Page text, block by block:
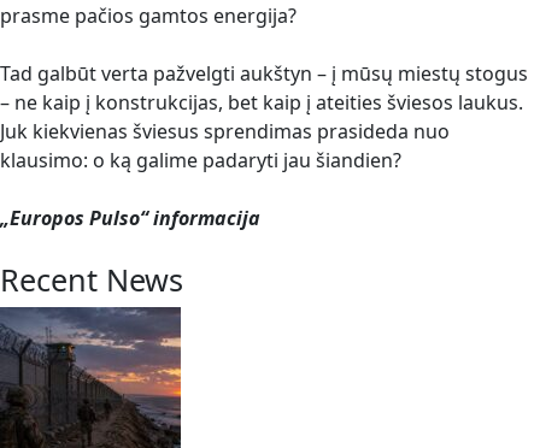
prasme pačios gamtos energija?
Tad galbūt verta pažvelgti aukštyn – į mūsų miestų stogus
– ne kaip į konstrukcijas, bet kaip į ateities šviesos laukus.
Juk kiekvienas šviesus sprendimas prasideda nuo
klausimo: o ką galime padaryti jau šiandien?
„Europos Pulso“ informacija
Recent News